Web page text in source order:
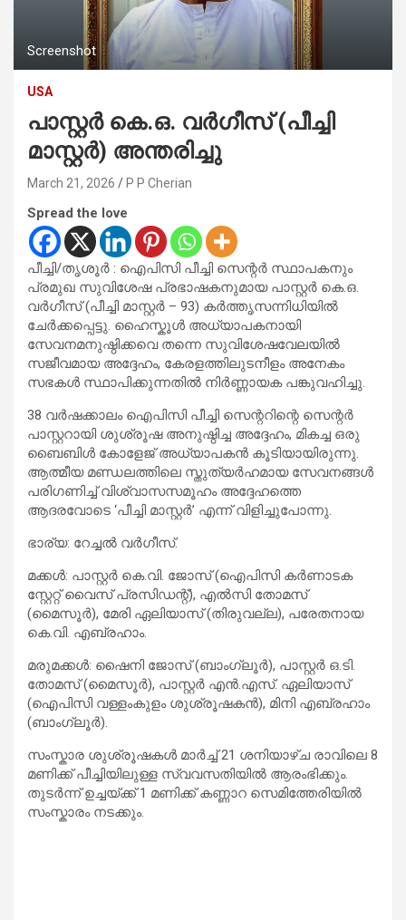
Screenshot
USA
പാസ്റ്റർ കെ.ഒ. വർഗീസ് (പീച്ചി
മാസ്റ്റർ) അന്തരിച്ചു
March 21, 2026 P P Cherian
Spread the love
പീച്ചി/തൃശൂർ : ഐപിസി പീച്ചി സെന്റർ സ്ഥാപകനും
പ്രമുഖ സുവിശേഷ പ്രഭാഷകനുമായ പാസ്റ്റർ കെ.ഒ.
വർഗീസ് (പീച്ചി മാസ്റ്റർ – 93) കർത്തൃസന്നിധിയിൽ
ചേർക്കപ്പെട്ടു. ഹൈസ്കൂൾ അധ്യാപകനായി
സേവനമനുഷ്ഠിക്കവെ തന്നെ സുവിശേഷവേലയിൽ
സജീവമായ അദ്ദേഹം, കേരളത്തിലുടനീളം അനേകം
സഭകൾ സ്ഥാപിക്കുന്നതിൽ നിർണ്ണായക പങ്കുവഹിച്ചു.
38 വർഷക്കാലം ഐപിസി പീച്ചി സെന്ററിന്റെ സെന്റർ
പാസ്റ്ററായി ശുശ്രൂഷ അനുഷ്ഠിച്ച അദ്ദേഹം, മികച്ച ഒരു
ബൈബിൾ കോളേജ് അധ്യാപകൻ കൂടിയായിരുന്നു.
ആത്മീയ മണ്ഡലത്തിലെ സ്തുത്യർഹമായ സേവനങ്ങൾ
പരിഗണിച്ച് വിശ്വാസസമൂഹം അദ്ദേഹത്തെ
ആദരവോടെ ‘പീച്ചി മാസ്റ്റർ’ എന്ന് വിളിച്ചുപോന്നു.
ഭാര്യ: റേച്ചൽ വർഗീസ്.
മക്കൾ: പാസ്റ്റർ കെ.വി. ജോസ് (ഐപിസി കർണാടക
സ്റ്റേറ്റ് വൈസ് പ്രസിഡന്റ്), എൽസി തോമസ്
(മൈസൂർ), മേരി ഏലിയാസ് (തിരുവല്ല), പരേതനായ
കെ.വി. എബ്രഹാം.
മരുമക്കൾ: ഷൈനി ജോസ് (ബാംഗ്ലൂർ), പാസ്റ്റർ ഒ.ടി.
തോമസ് (മൈസൂർ), പാസ്റ്റർ എൻ.എസ്. ഏലിയാസ്
(ഐപിസി വള്ളംകുളം ശുശ്രൂഷകൻ), മിനി എബ്രഹാം
(ബാംഗ്ലൂർ).
സംസ്കാര ശുശ്രൂഷകൾ മാർച്ച് 21 ശനിയാഴ്ച രാവിലെ 8
മണിക്ക് പീച്ചിയിലുള്ള സ്വവസതിയിൽ ആരംഭിക്കും.
തുടർന്ന് ഉച്ചയ്ക്ക് 1 മണിക്ക് കണ്ണാറ സെമിത്തേരിയിൽ
സംസ്കാരം നടക്കും.